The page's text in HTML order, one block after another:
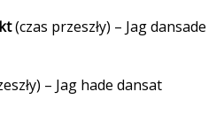
(czas przeszły) – Jag dansade
– Jag hade dansat